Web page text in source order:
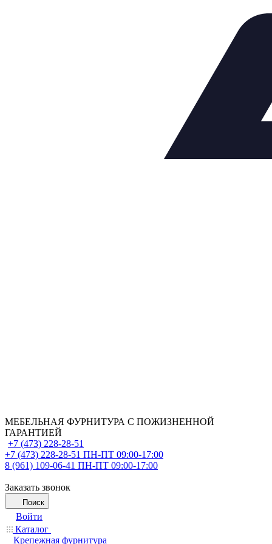
МЕБЕЛЬНАЯ ФУРНИТУРА С ПОЖИЗНЕННОЙ
ГАРАНТИЕЙ
+7 (473) 228-28-51
+7 (473) 228-28-51 ПН-ПТ 09:00-17:00
8 (961) 109-06-41 ПН-ПТ 09:00-17:00
Заказать звонок
Поиск
Войти
Каталог
Крепежная фурнитура